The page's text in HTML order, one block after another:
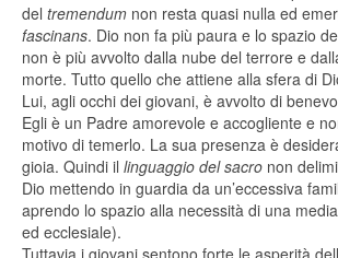
del tremendum non resta quasi nulla ed
fascinans. Dio non fa più paura e lo spazio
non è più avvolto dalla nube del terrore e
morte. Tutto quello che attiene alla sfera di
Lui, agli occhi dei giovani, è avvolto di
Egli è un Padre amorevole e accogliente e
motivo di temerlo. La sua presenza è
gioia. Quindi il linguaggio del sacro non
Dio mettendo in guardia da un’eccessiva
aprendo lo spazio alla necessità di una
ed ecclesiale).
Tuttavia i giovani sentono forte le asperità